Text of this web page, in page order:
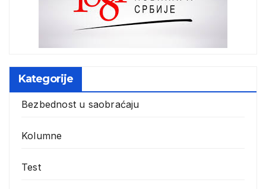
Kategorije
Bezbednost u saobraćaju
Kolumne
Test